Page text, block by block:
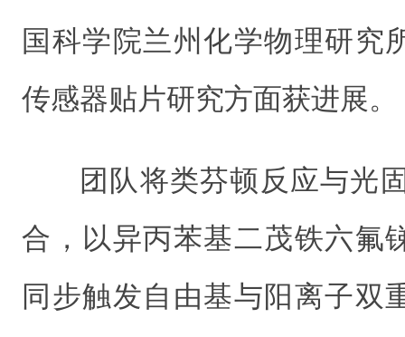
国科学院兰州化学物理研究
传感器贴片研究方面获进展。
团队将类芬顿反应与光
合，以异丙苯基二茂铁六氟
同步触发自由基与阳离子双